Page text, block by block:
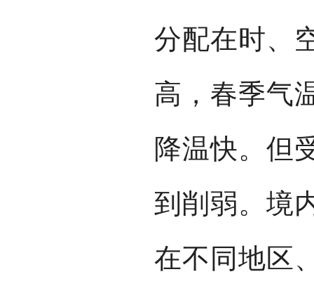
分配在时、
高，春季气
降温快。但
到削弱。境
在不同地区